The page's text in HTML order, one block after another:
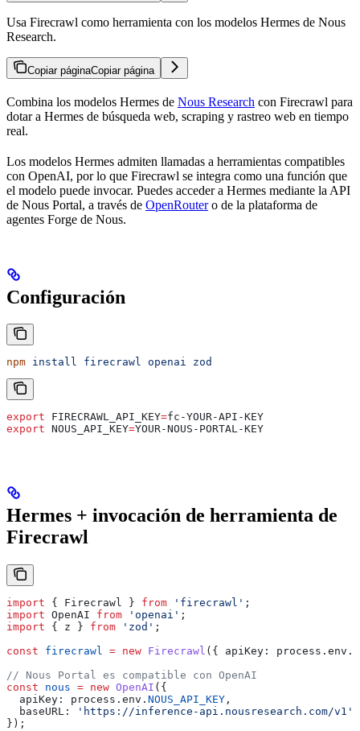
Usa Firecrawl como herramienta con los modelos Hermes de Nous
Research.
Copiar páginaCopiar página
Combina los modelos Hermes de Nous Research con Firecrawl para
dotar a Hermes de búsqueda web, scraping y rastreo web en tiempo
real.
Los modelos Hermes admiten llamadas a herramientas compatibles
con OpenAI, por lo que Firecrawl se integra como una función que
el modelo puede invocar. Puedes acceder a Hermes mediante la API
de Nous Portal, a través de OpenRoutero de la plataforma de
agentes Forge de Nous.
Configuración
npm install firecrawl openai zod
export FIRECRAWL_API_KEY=fc-YOUR-API-KEY
export NOUS_API_KEY=YOUR-NOUS-PORTAL-KEY
Hermes + invocación de herramienta de
Firecrawl
import { Firecrawl } from 'firecrawl' ;
import OpenAI from 'openai' ;
import { z } from 'zod' ;
const firecrawl = new Firecrawl ({ apiKey: process . env .
// Nous Portal es compatible con OpenAI
const nous = new OpenAI ({
  apiKey:
process . env . NOUS_API_KEY ,
  baseURL:
'https://inference-api.nousresearch.com/v1'
});